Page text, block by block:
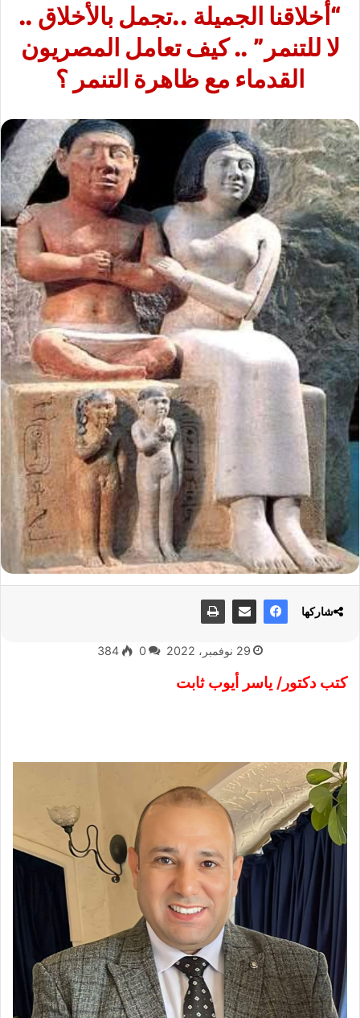
“أخلاقنا الجميلة ..تجمل بالأخلاق ..
لا للتنمر” .. كيف تعامل المصريون
القدماء مع ظاهرة التنمر ؟
29 نوفمبر، 2022 0
384
كتب دكتور/ ياسر أيوب ثابت
شاركها